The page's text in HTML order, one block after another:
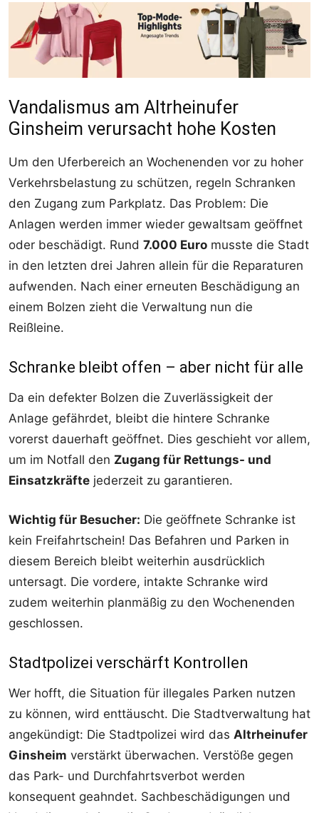
Vandalismus am Altrheinufer
Ginsheim verursacht hohe Kosten
Um den Uferbereich an Wochenenden vor zu hoher
Verkehrsbelastung zu schützen, regeln Schranken
den Zugang zum Parkplatz. Das Problem: Die
Anlagen werden immer wieder gewaltsam geöffnet
oder beschädigt. Rund 7.000 Euro musste die Stadt
in den letzten drei Jahren allein für die Reparaturen
aufwenden. Nach einer erneuten Beschädigung an
einem Bolzen zieht die Verwaltung nun die
Reißleine.
Schranke bleibt offen – aber nicht für alle
Da ein defekter Bolzen die Zuverlässigkeit der
Anlage gefährdet, bleibt die hintere Schranke
vorerst dauerhaft geöffnet. Dies geschieht vor allem,
um im Notfall den Zugang für Rettungs- und
Einsatzkräfte jederzeit zu garantieren.
Wichtig für Besucher: Die geöffnete Schranke ist
kein Freifahrtschein! Das Befahren und Parken in
diesem Bereich bleibt weiterhin ausdrücklich
untersagt. Die vordere, intakte Schranke wird
zudem weiterhin planmäßig zu den Wochenenden
geschlossen.
Stadtpolizei verschärft Kontrollen
Wer hofft, die Situation für illegales Parken nutzen
zu können, wird enttäuscht. Die Stadtverwaltung hat
angekündigt: Die Stadtpolizei wird das Altrheinufer
Ginsheim verstärkt überwachen. Verstöße gegen
das Park- und Durchfahrtsverbot werden
konsequent geahndet. Sachbeschädigungen und